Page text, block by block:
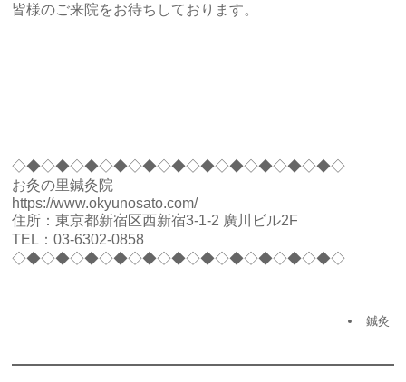
皆様のご来院をお待ちしております。
◇◆◇◆◇◆◇◆◇◆◇◆◇◆◇◆◇◆◇◆◇◆◇
お灸の里鍼灸院
https://www.okyunosato.com/
住所：東京都新宿区西新宿3-1-2 廣川ビル2F
TEL：03-6302-0858
◇◆◇◆◇◆◇◆◇◆◇◆◇◆◇◆◇◆◇◆◇◆◇
鍼灸